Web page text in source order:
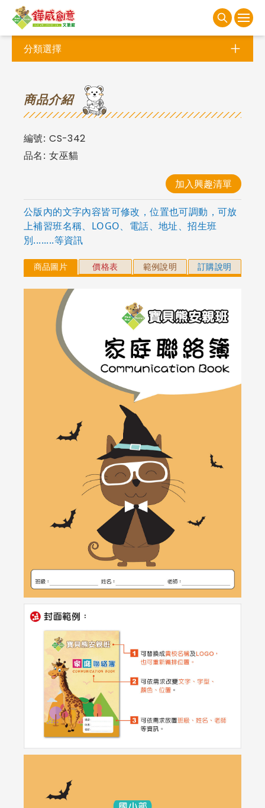
分類選擇
商品介紹
編號: CS-342
品名: 女巫貓
加入興趣清單
公版內的文字內容皆可修改，位置也可調動，可放
上補習班名稱、LOGO、電話、地址、招生班
別........等資訊
商品圖片 價格表 範例說明 訂購說明